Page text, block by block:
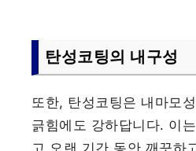
탄성코팅의 내구성
또한, 탄성코팅은 내마모
긁힘에도 강하답니다. 이